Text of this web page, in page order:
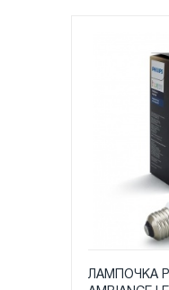
ЛАМПОЧКА